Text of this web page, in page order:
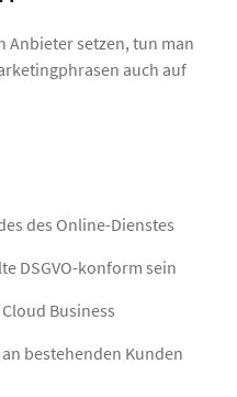
Anbieter setzen, tun man
auch auf
des Online-Dienstes
DSGVO-konform sein
Business
bestehenden Kunden